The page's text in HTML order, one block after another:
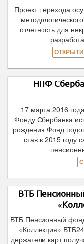
Проект перехода
отчетность для
НПФ
17 марта 2016
Фонду Сбербанка
рождения Фонд
став в 2015 году
ВТБ
ВТБ Пенсионный
«Коллекция»
держатели карт